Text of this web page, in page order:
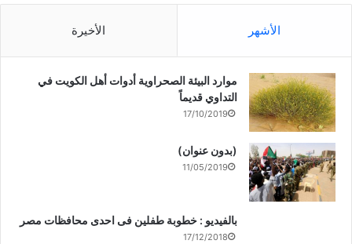
الأشهر الأخيرة
موارد البيئة الصحراوية أدوات أهل الكويت في
التداوي قديماً
17/10/2019
(بدون عنوان)
11/05/2019
بالفيديو : خطوبة طفلين فى احدى محافظات مصر
17/12/2018